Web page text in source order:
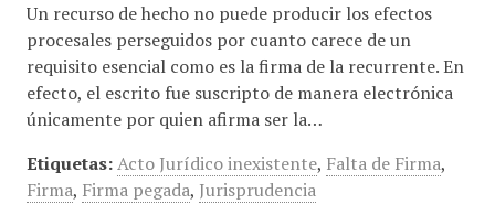
Un recurso de hecho no puede producir los efectos
procesales perseguidos por cuanto carece de un
requisito esencial como es la firma de la recurrente. En
efecto, el escrito fue suscripto de manera electrónica
únicamente por quien afirma ser la…
Etiquetas: Acto Jurídico inexistente, Falta de Firma,
Firma, Firma pegada, Jurisprudencia